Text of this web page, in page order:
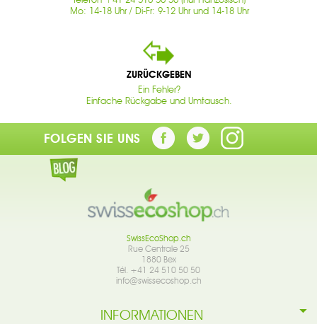
Mo: 14-18 Uhr / Di-Fr: 9-12 Uhr und 14-18 Uhr
ZURÜCKGEBEN
Ein Fehler?
Einfache Rückgabe und Umtausch.
FOLGEN SIE UNS
SwissEcoShop.ch
Rue Centrale 25
1880 Bex
Tél. +41 24 510 50 50
info@swissecoshop.ch
INFORMATIONEN